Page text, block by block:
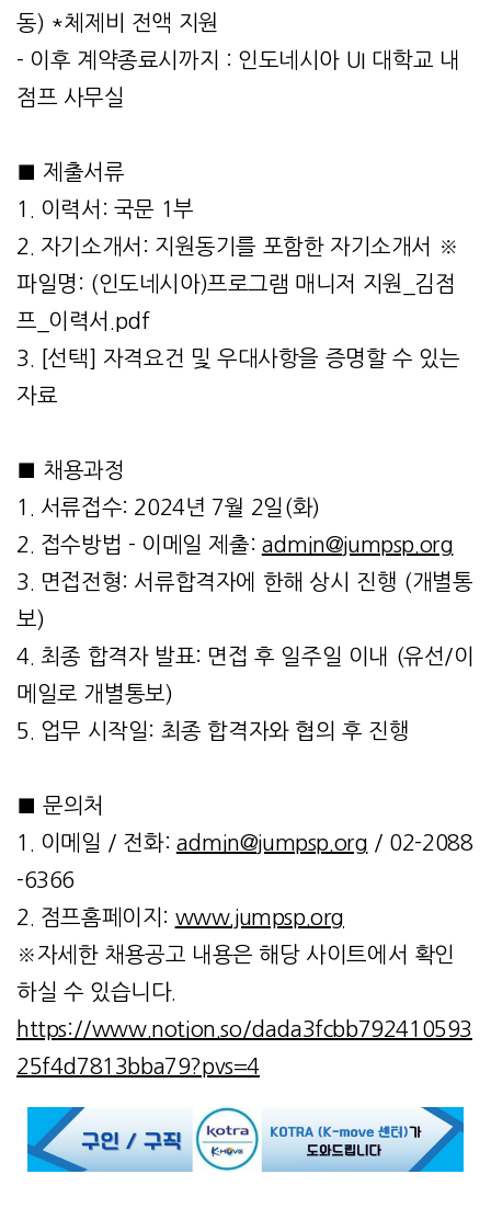
동) *체제비 전액 지원
- 이후 계약종료시까지 : 인도네시아 UI 대학교 내
점프 사무실
■ 제출서류
1. 이력서: 국문 1부
2. 자기소개서: 지원동기를 포함한 자기소개서 ※
파일명: (인도네시아)프로그램 매니저 지원_김점
프_이력서.pdf
3. [선택] 자격요건 및 우대사항을 증명할 수 있는
자료
■ 채용과정
1. 서류접수: 2024년 7월 2일(화)
2. 접수방법 - 이메일 제출: admin@jumpsp.org
3. 면접전형: 서류합격자에 한해 상시 진행 (개별통
보)
4. 최종 합격자 발표: 면접 후 일주일 이내 (유선/이
메일로 개별통보)
5. 업무 시작일: 최종 합격자와 협의 후 진행
■ 문의처
1. 이메일 / 전화: admin@jumpsp.org / 02-2088
-6366
2. 점프홈페이지: www.jumpsp.org
※자세한 채용공고 내용은 해당 사이트에서 확인
하실 수 있습니다.
https://www.notion.so/dada3fcbb792410593
25f4d7813bba79?pvs=4